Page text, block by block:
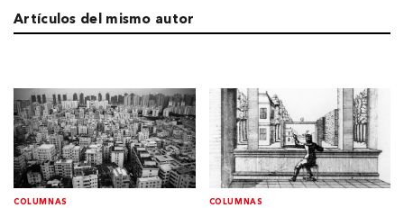
Artículos del mismo autor
COLUMNAS COLUMNAS